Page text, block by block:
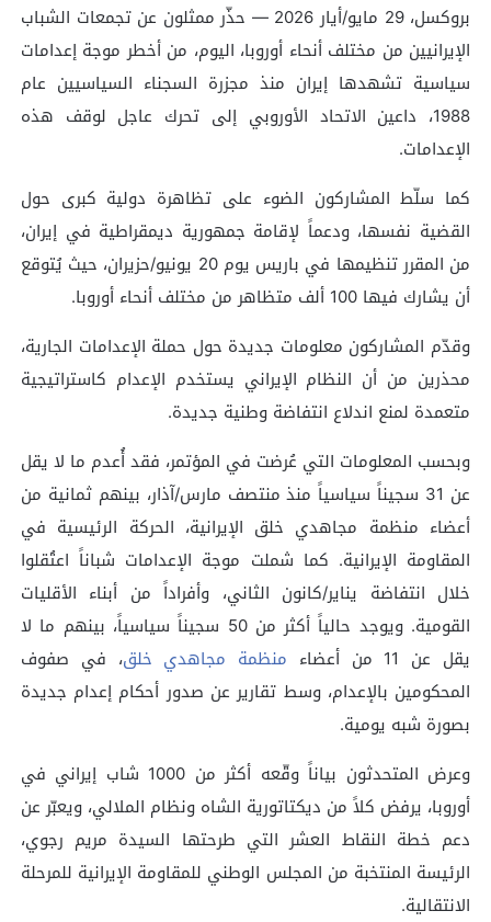
بروكسل، 29 مايو/أيار 2026 — حذّر ممثلون عن تجمعات الشباب
الإيرانيين من مختلف أنحاء أوروبا، اليوم، من أخطر موجة إعدامات
سياسية تشهدها إيران منذ مجزرة السجناء السياسيين عام
1988، داعين الاتحاد الأوروبي إلى تحرك عاجل لوقف هذه
الإعدامات.
كما سلّط المشاركون الضوء على تظاهرة دولية كبرى حول
القضية نفسها، ودعماً لإقامة جمهورية ديمقراطية في إيران،
من المقرر تنظيمها في باريس يوم 20 يونيو/حزيران، حيث يُتوقع
أن يشارك فيها 100 ألف متظاهر من مختلف أنحاء أوروبا.
وقدّم المشاركون معلومات جديدة حول حملة الإعدامات الجارية،
محذرين من أن النظام الإيراني يستخدم الإعدام كاستراتيجية
متعمدة لمنع اندلاع انتفاضة وطنية جديدة.
وبحسب المعلومات التي عُرضت في المؤتمر، فقد أُعدم ما لا يقل
عن 31 سجيناً سياسياً منذ منتصف مارس/آذار، بينهم ثمانية من
أعضاء منظمة مجاهدي خلق الإيرانية، الحركة الرئيسية في
المقاومة الإيرانية. كما شملت موجة الإعدامات شباناً اعتُقلوا
خلال انتفاضة يناير/كانون الثاني، وأفراداً من أبناء الأقليات
القومية. ويوجد حالياً أكثر من 50 سجيناً سياسياً، بينهم ما لا
يقل عن 11 من أعضاء
منظمة مجاهدي خلق، في صفوف
المحكومين بالإعدام، وسط تقارير عن صدور أحكام إعدام جديدة
بصورة شبه يومية.
وعرض المتحدثون بياناً وقّعه أكثر من 1000 شاب إيراني في
أوروبا، يرفض كلاً من ديكتاتورية الشاه ونظام الملالي، ويعبّر عن
دعم خطة النقاط العشر التي طرحتها السيدة مريم رجوي،
الرئيسة المنتخبة من المجلس الوطني للمقاومة الإيرانية للمرحلة
الانتقالية.